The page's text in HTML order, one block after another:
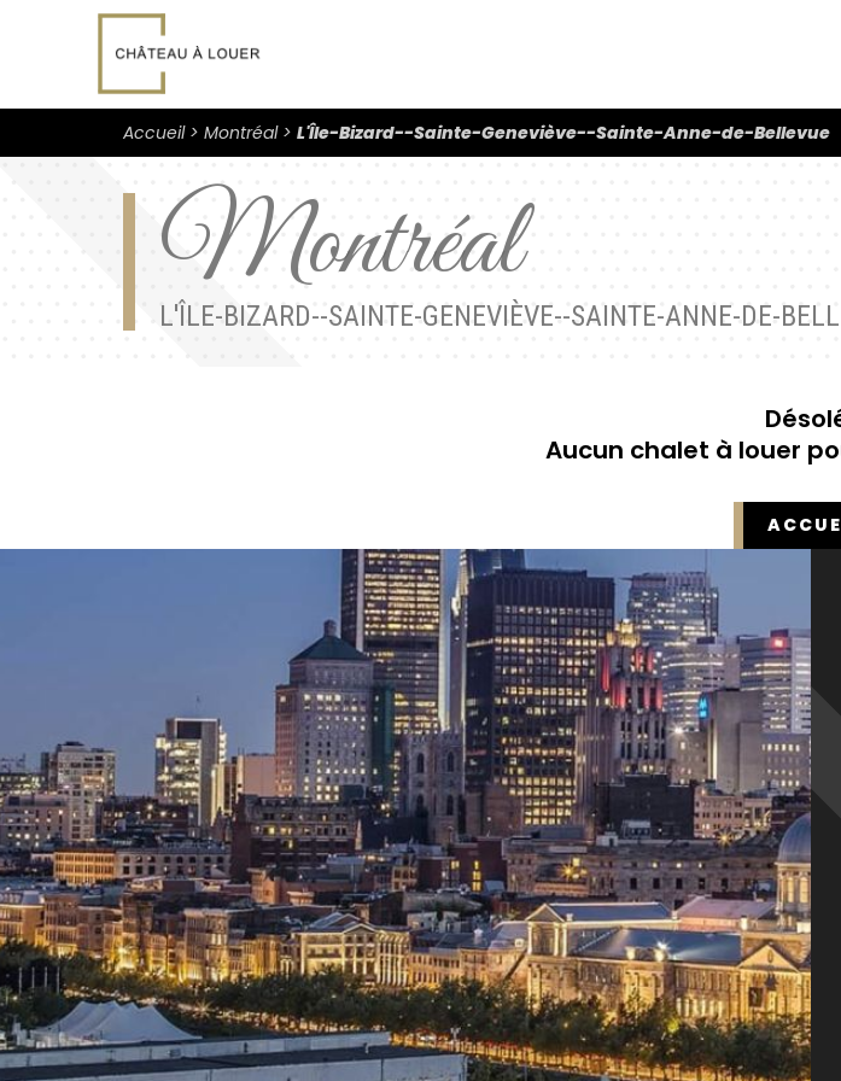
Accueil Montréal L'Île-Bizard--Sainte-Geneviève--Sainte-Anne-de-Bellevue
Montréal
L'ÎLE-BIZARD--SAINTE-GENEVIÈVE--SAINTE-ANNE-DE-
Aucun chalet à louer